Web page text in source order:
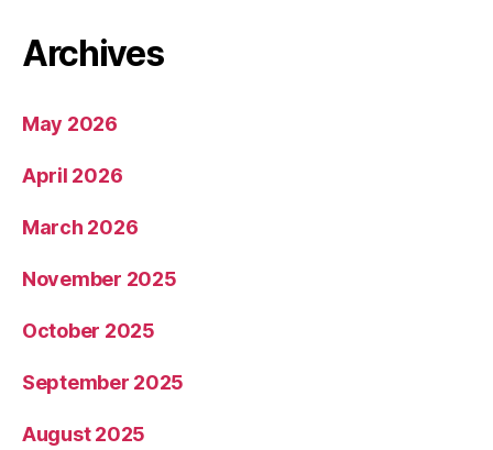
Archives
May 2026
April 2026
March 2026
November 2025
October 2025
September 2025
August 2025